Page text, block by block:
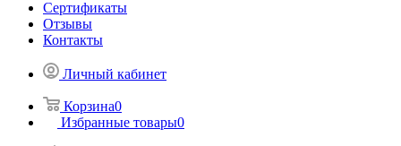
Сертификаты
Отзывы
Контакты
Личный кабинет
Корзина0
Избранные товары0